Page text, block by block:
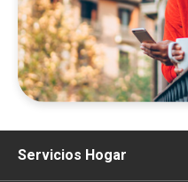
Servicios Hogar